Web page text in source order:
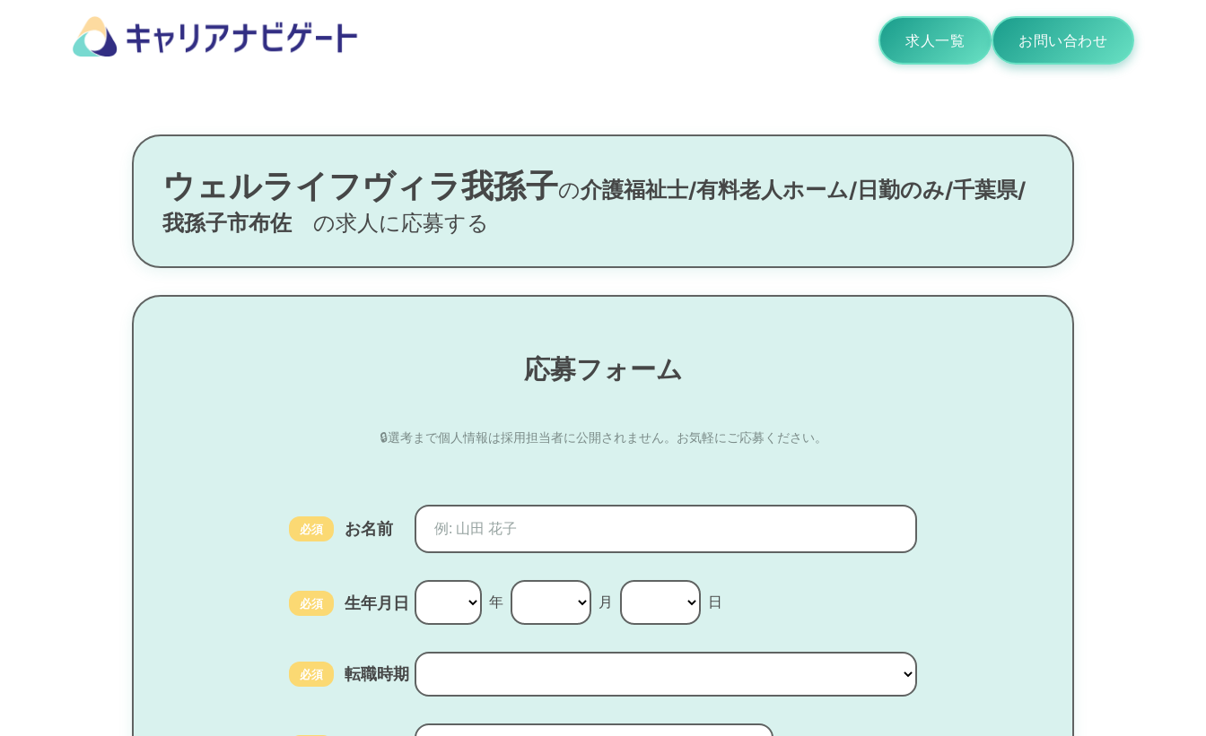
求人一覧 お問い合わせ
ウェルライフヴィラ我孫子の介護福祉士/有料老人ホーム/日勤のみ/千葉県/
我孫子市布佐 の求人に応募する
応募フォーム
🔒選考まで個人情報は採用担当者に公開されません。お気軽にご応募ください。
必須 お名前
必須 生年月日 年 月 日
必須 転職時期